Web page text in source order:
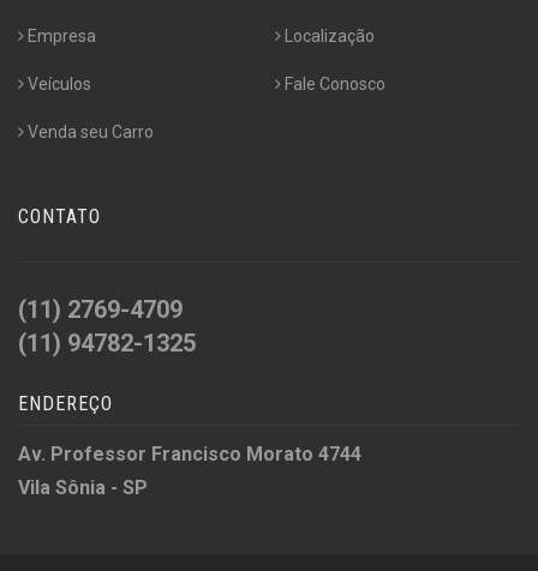
Empresa
Veículos
Venda seu Carro
Localização
Fale Conosco
CONTATO
(11) 2769-4709
(11) 94782-1325
ENDEREÇO
Av. Professor Francisco Morato 4744
Vila Sônia - SP